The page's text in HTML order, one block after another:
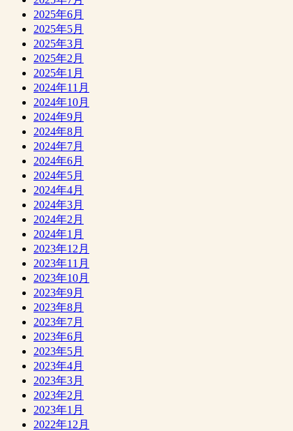
2025年6月
2025年5月
2025年3月
2025年2月
2025年1月
2024年11月
2024年10月
2024年9月
2024年8月
2024年7月
2024年6月
2024年5月
2024年4月
2024年3月
2024年2月
2024年1月
2023年12月
2023年11月
2023年10月
2023年9月
2023年8月
2023年7月
2023年6月
2023年5月
2023年4月
2023年3月
2023年2月
2023年1月
2022年12月